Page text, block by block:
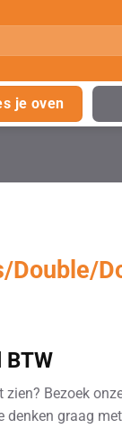
je oven
Double/
BTW
zien? Bezoek
denken graag